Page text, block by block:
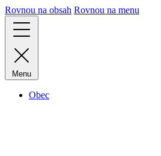
Rovnou na obsah Rovnou na menu
Menu
Obec